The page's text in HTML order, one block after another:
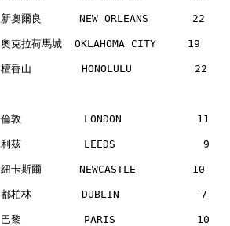
新奧爾良      NEW ORLEANS
奧克拉荷馬城  OKLAHOMA CITY     19
檀香山        HONOLULU          22
倫敦          LONDON            11
利茲          LEEDS              9
紐卡斯爾      NEWCASTLE         10
都柏林        DUBLIN             7
巴黎          PARIS             10